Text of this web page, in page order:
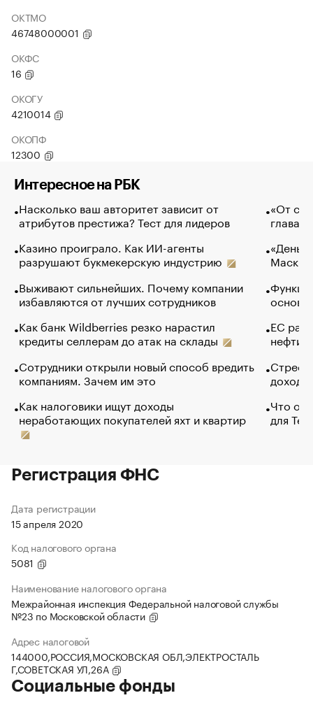
ОКТМО
46748000001
ОКФС
16
ОКОГУ
4210014
ОКОПФ
12300
Интересное на РБК
Насколько ваш авторитет зависит от
атрибутов престижа? Тест для лидеров
Казино проиграло. Как ИИ-агенты
разрушают букмекерскую индустрию
Выживают сильнейших. Почему компании
избавляются от лучших сотрудников
Как банк Wildberries резко нарастил
кредиты селлерам до атак на склады
Сотрудники открыли новый способ вредить
компаниям. Зачем им это
Как налоговики ищут доходы
неработающих покупателей яхт и квартир
«От
глава
Маск в
основ
ЕС
нефти
Что
для
Регистрация ФНС
Дата регистрации
15 апреля 2020
Код налогового органа
5081
Наименование налогового органа
Межрайонная инспекция Федеральной налоговой службы
№23 по Московской области
Адрес налоговой
144000,РОССИЯ,МОСКОВСКАЯ ОБЛ,ЭЛЕКТРОСТАЛЬ
Г,СОВЕТСКАЯ УЛ,26А
Социальные фонды